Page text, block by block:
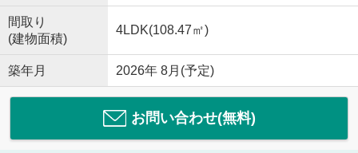
間取り
(建物面積)
4LDK(108.47㎡)
築年月 2026年 8月(予定)
お問い合わせ(無料)